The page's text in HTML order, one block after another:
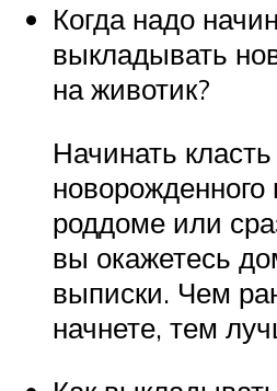
Когда надо
выкладывать
на животик?
Начинать
роддоме или
вы окажетесь
выписки. Чем
начнете, тем